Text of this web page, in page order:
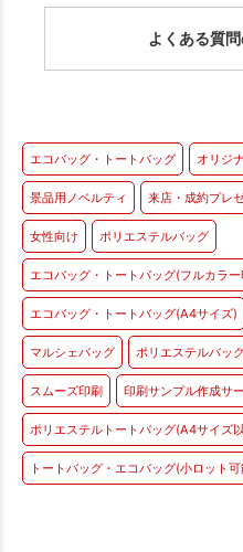
よくある質
エコバッグ・トートバッグ オリジ
景品用ノベルティ 来店・成約プレ
女性向け ポリエステルバッグ
エコバッグ・トートバッグ(フルカラ
エコバッグ・トートバッグ(A4サイズ)
マルシェバッグ ポリエステルバッ
スムーズ印刷 印刷サンプル作成サ
ポリエステルトートバッグ(A4サイズ
トートバッグ・エコバッグ(小ロット可